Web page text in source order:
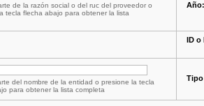
de la razón social o del ruc del proveedor o
tecla flecha abajo para obtener la lista
Año:
ID o
del nombre de la entidad o presione la tecla
para obtener la lista completa